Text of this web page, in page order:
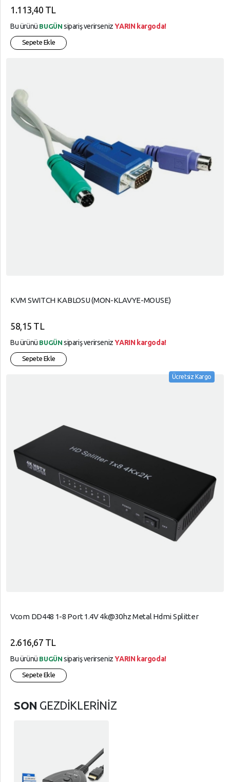
1.113,40 TL
Bu ürünü BUGÜN sipariş verirsenizYARIN kargoda!
Sepete Ekle
KVM SWITCH KABLOSU (MON-KLAVYE-MOUSE)
58,15 TL
Bu ürünü BUGÜN sipariş verirsenizYARIN kargoda!
Sepete Ekle
Ücretsiz Kargo
Vcom DD448 1-8 Port 1.4V 4k@30hz Metal Hdmi Splitter
2.616,67 TL
Bu ürünü BUGÜN sipariş verirsenizYARIN kargoda!
Sepete Ekle
SON GEZDİKLERİNİZ